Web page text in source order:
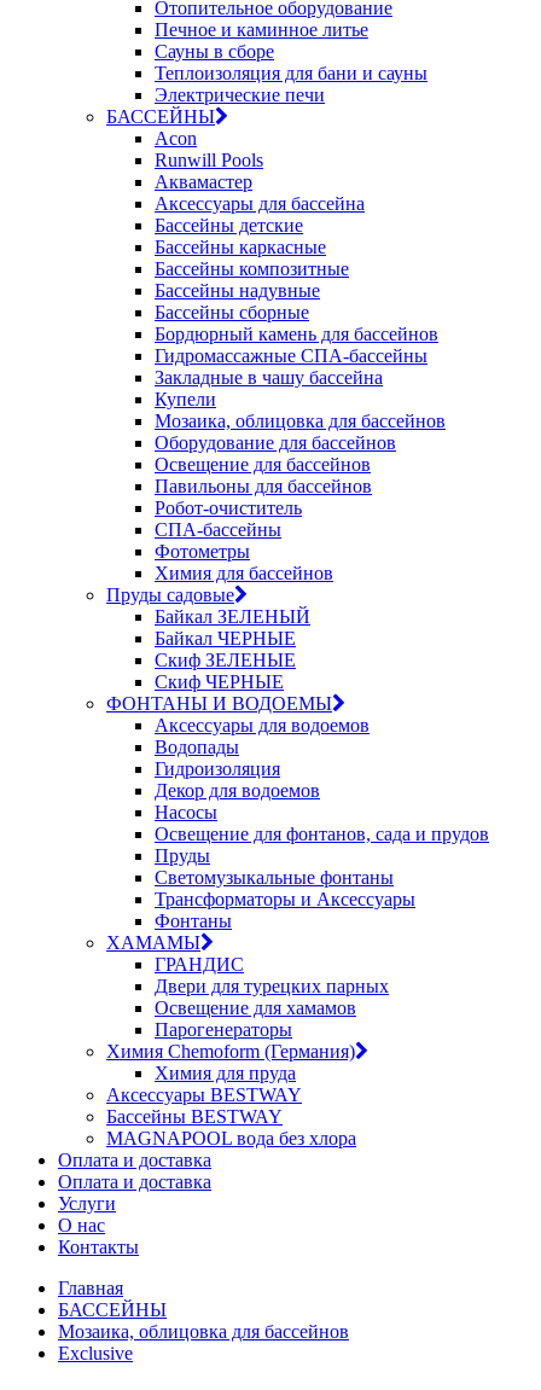
Отопительное оборудование
Печное и каминное литье
Сауны в сборе
Теплоизоляция для бани и сауны
Электрические печи
БАССЕЙНЫ
Acon
Runwill Pools
Аквамастер
Аксессуары для бассейна
Бассейны детские
Бассейны каркасные
Бассейны композитные
Бассейны надувные
Бассейны сборные
Бордюрный камень для бассейнов
Гидромассажные СПА-бассейны
Закладные в чашу бассейна
Купели
Мозаика, облицовка для бассейнов
Оборудование для бассейнов
Освещение для бассейнов
Павильоны для бассейнов
Робот-очиститель
СПА-бассейны
Фотометры
Химия для бассейнов
Пруды садовые
Байкал ЗЕЛЕНЫЙ
Байкал ЧЕРНЫЕ
Скиф ЗЕЛЕНЫЕ
Скиф ЧЕРНЫЕ
ФОНТАНЫ И ВОДОЕМЫ
Аксессуары для водоемов
Водопады
Гидроизоляция
Декор для водоемов
Насосы
Освещение для фонтанов, сада и прудов
Пруды
Светомузыкальные фонтаны
Трансформаторы и Аксессуары
Фонтаны
ХАМАМЫ
ГРАНДИС
Двери для турецких парных
Освещение для хамамов
Парогенераторы
Химия Chemoform (Германия)
Химия для пруда
Аксессуары BESTWAY
Бассейны BESTWAY
MAGNAPOOL вода без хлора
Оплата и доставка
Оплата и доставка
Услуги
О нас
Контакты
Главная
БАССЕЙНЫ
Мозаика, облицовка для бассейнов
Exclusive